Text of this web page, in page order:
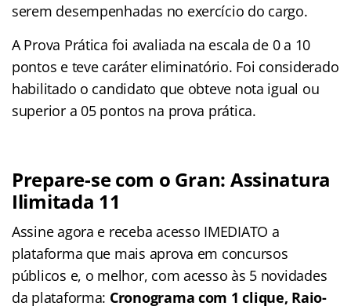
serem desempenhadas no exercício do cargo.
A Prova Prática foi avaliada na escala de 0 a 10
pontos e teve caráter eliminatório. Foi considerado
habilitado o candidato que obteve nota igual ou
superior a 05 pontos na prova prática.
Prepare-se com o Gran: Assinatura
Ilimitada 11
Assine agora e receba acesso IMEDIATO a
plataforma que mais aprova em concursos
públicos e, o melhor, com acesso às 5 novidades
da plataforma: Cronograma com 1 clique, Raio-